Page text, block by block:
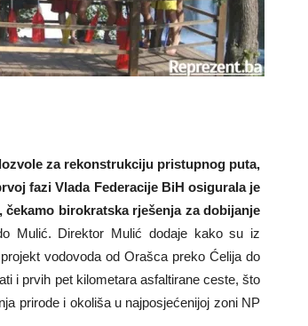
za rekonstrukciju pristupnog puta,
fazi Vlada Federacije BiH osigurala je
birokratska rješenja za dobijanje
Mulić. Direktor Mulić dodaje kako su iz
vodovoda od Orašca preko Ćelija do
i prvih pet kilometara asfaltirane ceste, što
prirode i okoliša u najposjećenijoj zoni NP